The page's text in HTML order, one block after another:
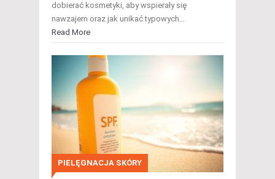
dobierać kosmetyki, aby wspierały się
nawzajem oraz jak unikać typowych…
Read More
PIELĘGNACJA SKÓRY